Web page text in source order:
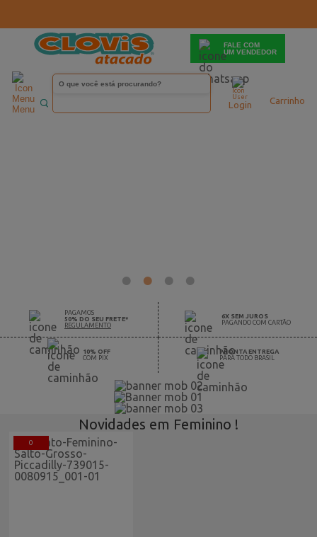
FALE COM
UM VENDEDOR
Menu Login Carrinho
PAGAMOS
50% DO SEU FRETE*
REGULAMENTO
10% OFF
COM PIX
6X SEM JUROS
PAGANDO COM CARTÃO
PRONTA ENTREGA
PARA TODO BRASIL
Novidades em Feminino !
0